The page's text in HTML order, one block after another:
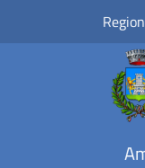
Vai al contenuto